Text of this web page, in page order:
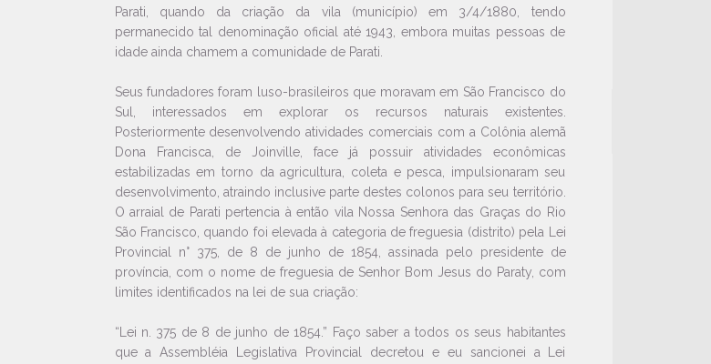
Parati, quando da criação da vila (município) em 3/4/1880, tendo
permanecido tal denominação oficial até 1943, embora muitas pessoas de
idade ainda chamem a comunidade de Parati.
Seus fundadores foram luso-brasileiros que moravam em São Francisco do
Sul, interessados em explorar os recursos naturais existentes.
Posteriormente desenvolvendo atividades comerciais com a Colônia alemã
Dona Francisca, de Joinville, face já possuir atividades econômicas
estabilizadas em torno da agricultura, coleta e pesca, impulsionaram seu
desenvolvimento, atraindo inclusive parte destes colonos para seu território.
O arraial de Parati pertencia à então vila Nossa Senhora das Graças do Rio
São Francisco, quando foi elevada à categoria de freguesia (distrito) pela Lei
Provincial n° 375, de 8 de junho de 1854, assinada pelo presidente de
província, com o nome de freguesia de Senhor Bom Jesus do Paraty, com
limites identificados na lei de sua criação:
“Lei n. 375 de 8 de junho de 1854.” Faço saber a todos os seus habitantes
que a Assembléia Legislativa Provincial decretou e eu sancionei a Lei